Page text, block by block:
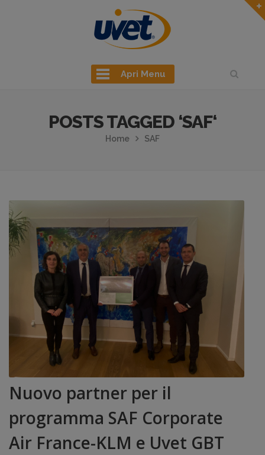
Apri Menu
POSTS TAGGED ‘SAF‘
Home SAF
Nuovo partner per il
programma SAF Corporate
Air France-KLM e Uvet GBT